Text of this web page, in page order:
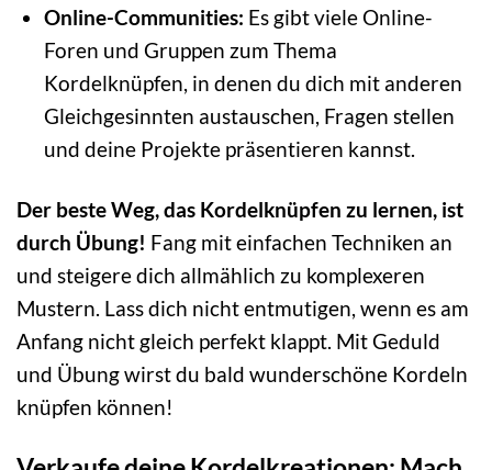
Online-Communities: Es gibt viele Online-
Foren und Gruppen zum Thema
Kordelknüpfen, in denen du dich mit anderen
Gleichgesinnten austauschen, Fragen stellen
und deine Projekte präsentieren kannst.
Der beste Weg, das Kordelknüpfen zu lernen, ist
durch Übung! Fang mit einfachen Techniken an
und steigere dich allmählich zu komplexeren
Mustern. Lass dich nicht entmutigen, wenn es am
Anfang nicht gleich perfekt klappt. Mit Geduld
und Übung wirst du bald wunderschöne Kordeln
knüpfen können!